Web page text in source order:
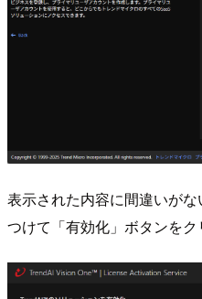
表示された内容に間違いが
つけて「有効化」ボタンをク